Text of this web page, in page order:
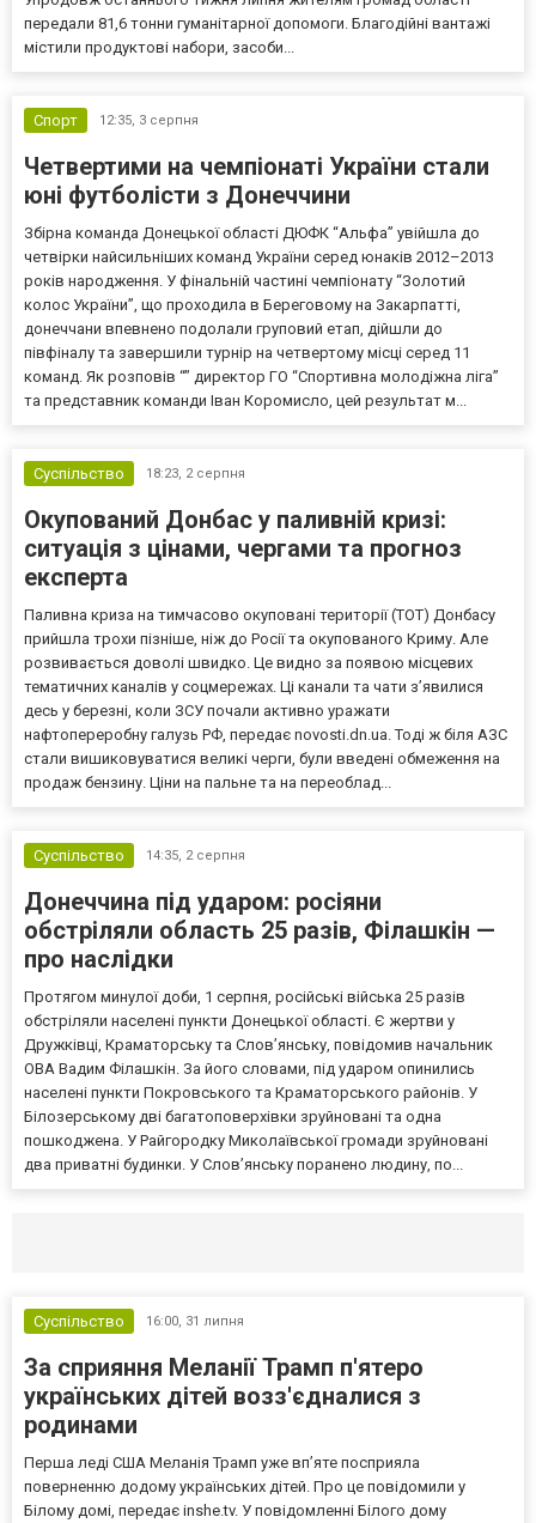
передали 81,6 тонни гуманітарної допомоги. Благодійні вантажі
містили продуктові набори, засоби...
Спорт 12:35, 3 серпня
Четвертими на чемпіонаті України стали
юні футболісти з Донеччини
Збірна команда Донецької області ДЮФК “Альфа” увійшла до
четвірки найсильніших команд України серед юнаків 2012–2013
років народження. У фінальній частині чемпіонату “Золотий
колос України”, що проходила в Береговому на Закарпатті,
донеччани впевнено подолали груповий етап, дійшли до
півфіналу та завершили турнір на четвертому місці серед 11
команд. Як розповів “” директор ГО “Спортивна молодіжна ліга”
та представник команди Іван Коромисло, цей результат м...
Суспільство 18:23, 2 серпня
Окупований Донбас у паливній кризі:
ситуація з цінами, чергами та прогноз
експерта
Паливна криза на тимчасово окуповані території (ТОТ) Донбасу
прийшла трохи пізніше, ніж до Росії та окупованого Криму. Але
розвивається доволі швидко. Це видно за появою місцевих
тематичних каналів у соцмережах. Ці канали та чати з’явилися
десь у березні, коли ЗСУ почали активно уражати
нафтопереробну галузь РФ, передає novosti.dn.ua. Тоді ж біля АЗС
стали вишиковуватися великі черги, були введені обмеження на
продаж бензину. Ціни на пальне та на переоблад...
Суспільство 14:35, 2 серпня
Донеччина під ударом: росіяни
обстріляли область 25 разів, Філашкін —
про наслідки
Протягом минулої доби, 1 серпня, російські війська 25 разів
обстріляли населені пункти Донецької області. Є жертви у
Дружківці, Краматорську та Слов’янську, повідомив начальник
ОВА Вадим Філашкін. За його словами, під ударом опинились
населені пункти Покровського та Краматорського районів. У
Білозерському дві багатоповерхівки зруйновані та одна
пошкоджена. У Райгородку Миколаївської громади зруйновані
два приватні будинки. У Слов’янську поранено людину, по...
Суспільство 16:00, 31 липня
За сприяння Меланії Трамп п'ятеро
українських дітей возз'єдналися з
родинами
Перша леді США Меланія Трамп уже впʼяте посприяла
поверненню додому українських дітей. Про це повідомили у
Білому домі, передає inshe.tv. У повідомленні Білого дому